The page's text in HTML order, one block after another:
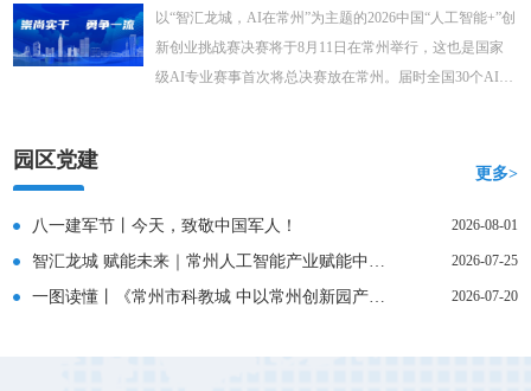
以“智汇龙城，AI在常州”为主题的2026中国“人工智能+”创
新创业挑战赛决赛将于8月11日在常州举行，这也是国家
级AI专业赛事首次将总决赛放在常州。届时全国30个AI科
园区党建
更多>
八一建军节丨今天，致敬中国军人！ 2026-08-01
2026-07-25
2026-07-20